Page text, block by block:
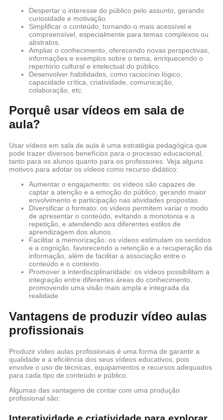
Despertar o interesse do público pelo assunto, gerando
curiosidade e motivação.
Simplificar o conteúdo, tornando-o mais acessível e
compreensível, especialmente para temas complexos ou
abstratos.
Ampliar o conhecimento, oferecendo novas perspectivas,
informações e exemplos sobre o tema, enriquecendo o
repertório cultural e intelectual do público.
Desenvolver habilidades, como raciocínio lógico,
capacidade crítica, criatividade, comunicação,
colaboração, etc.
Porquê usar vídeos em sala de
aula?
Usar vídeos em sala de aula é uma estratégia pedagógica que
pode trazer diversos benefícios para o processo educacional,
tanto para os alunos quanto para os professores. Veja alguns
motivos para adotar os vídeos como recurso didático:
Aumentar o engajamento: os vídeos são capazes de
captar a atenção e a emoção do público, gerando maior
envolvimento e participação nas atividades propostas.
Diversificar o formato: os vídeos permitem variar o modo
de apresentar o conteúdo, evitando a monotonia e a
repetição, e atendendo aos diferentes estilos de
aprendizagem dos alunos.
Facilitar a memorização: os vídeos estimulam os sentidos
e a cognição, favorecendo a retenção e a recuperação da
informação, além de facilitar a associação entre o
conteúdo e o contexto.
Promover a interdisciplinaridade: os vídeos possibilitam a
integração entre diferentes áreas do conhecimento,
promovendo uma visão mais ampla e integrada da
realidade.
Vantagens de produzir vídeo aulas
profissionais
Produzir vídeo aulas profissionais é uma forma de garantir a
qualidade e a eficiência dos seus vídeos educativos, pois
envolve o uso de técnicas, equipamentos e recursos adequados
para cada tipo de conteúdo e público.
Algumas das vantagens de contar com uma produção
profissional são: